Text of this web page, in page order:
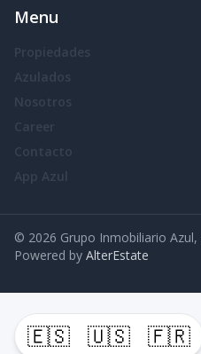
🇪🇸 🇺🇸 🇫🇷
Menu
Propiedades
Azulados
Nosotros
Career
Contacto
App Azul
© 2026 Grupo Inmobiliario Azul,
Powered by AlterEstate